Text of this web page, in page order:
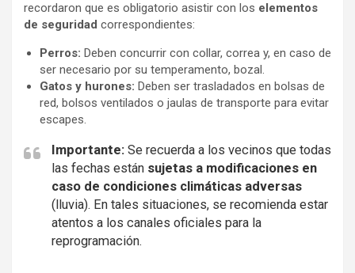
recordaron que es obligatorio asistir con los elementos
de seguridad correspondientes:
Perros: Deben concurrir con collar, correa y, en caso de
ser necesario por su temperamento, bozal.
Gatos y hurones: Deben ser trasladados en bolsas de
red, bolsos ventilados o jaulas de transporte para evitar
escapes.
Importante: Se recuerda a los vecinos que todas
las fechas están sujetas a modificaciones en
caso de condiciones climáticas adversas
(lluvia). En tales situaciones, se recomienda estar
atentos a los canales oficiales para la
reprogramación.